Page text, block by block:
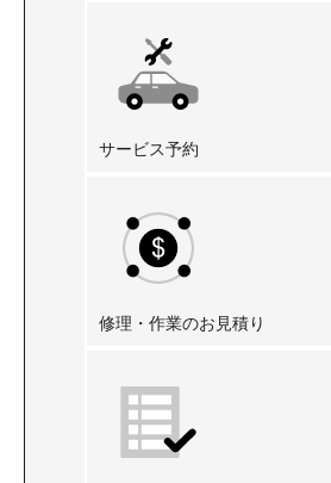
サービス予約
修理・作業のお見積り